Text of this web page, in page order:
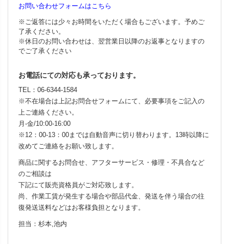
お問い合わせフォームはこちら
※ご返答には少々お時間をいただく場合もございます。予めご
了承ください。
※休日のお問い合わせは、翌営業日以降のお返事となりますの
でご了承ください
お電話にての対応も承っております。
TEL：06-6344-1584
※不在場合は上記お問合せフォームにて、必要事項をご記入の
上ご連絡ください。
月-金/10:00-16:00
※12：00-13：00までは自動音声に切り替わります。13時以降に
改めてご連絡をお願い致します。
商品に関するお問合せ、アフターサービス・修理・不具合など
のご相談は
下記にて販売資格員がご対応致します。
尚、作業工賃が発生する場合や部品代金、発送を伴う場合の往
復発送送料などはお客様負担となります。
担当：杉本,池内